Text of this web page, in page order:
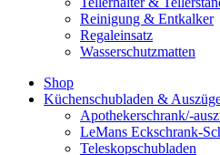
Reinigung & Entkalker
Regaleinsatz
Wasserschutzmatten
Shop
Küchenschubladen &
Apothekerschrank/-
LeMans Eckschrank-
Teleskopschubladen